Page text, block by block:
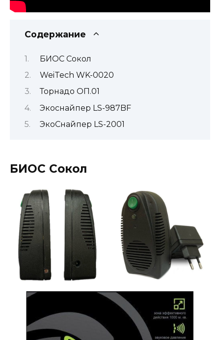
Содержание
БИОС Сокол
WeiTech WK-0020
Торнадо ОП.01
Экоснайпер LS-987BF
ЭкоСнайпер LS-2001
БИОС Сокол